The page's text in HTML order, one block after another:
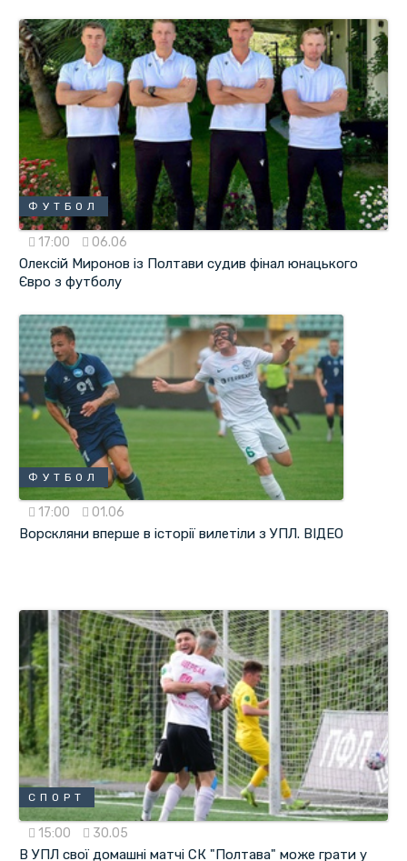
ФУТБОЛ
17:00 06.06
Олексій Миронов із Полтави судив фінал юнацького
Євро з футболу
ФУТБОЛ
17:00 01.06
Ворскляни вперше в історії вилетіли з УПЛ. ВІДЕО
СПОРТ
15:00 30.05
В УПЛ свої домашні матчі СК "Полтава" може грати у